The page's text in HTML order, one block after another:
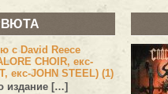
с David Reece
CHOIR, екс-
екс-JOHN STEEL) (1)
издание […]